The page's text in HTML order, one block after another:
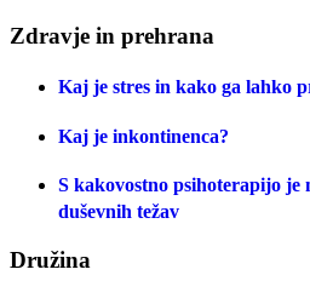
Zdravje in prehrana
Kaj je stres in kako ga lahko
Kaj je inkontinenca?
S kakovostno psihoterapijo je
duševnih težav
Družina